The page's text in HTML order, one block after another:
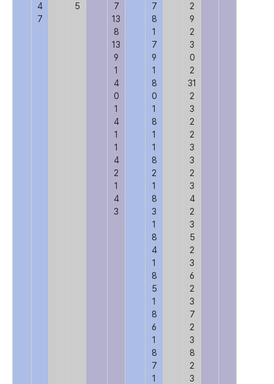
4
7
5
7
13
8
13
9
1
4
0
1
4
1
1
4
2
1
4
3
7
8
1
7
9
1
8
0
1
8
1
1
8
2
1
8
3
1
8
4
1
8
5
1
8
6
1
8
7
1
2
9
2
3
0
2
31
2
3
2
2
3
3
2
3
4
2
3
5
2
3
6
2
3
7
2
3
8
2
3